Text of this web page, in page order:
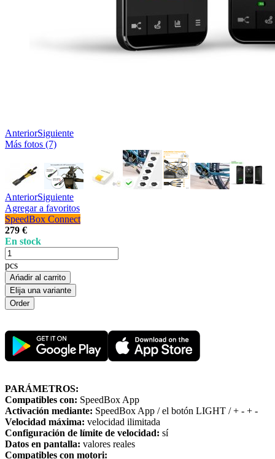
AnteriorSiguiente
Más fotos (7)
AnteriorSiguiente
Agregar a favoritos
SpeedBox Connect
279 €
En stock
pcs
Ańadir al carrito
Elija una variante
PARÁMETROS:
Compatibles con: SpeedBox App
Activación mediante: SpeedBox App / el botón LIGHT / + - + -
Velocidad máxima: velocidad ilimitada
Configuración de límite de velocidad: sí
Datos en pantalla: valores reales
Compatibles con motori: